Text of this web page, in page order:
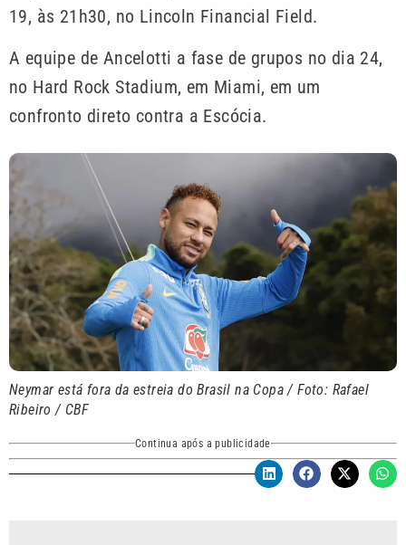
19, às 21h30, no Lincoln Financial Field.
A equipe de Ancelotti a fase de grupos no dia 24,
no Hard Rock Stadium, em Miami, em um
confronto direto contra a Escócia.
Neymar está fora da estreia do Brasil na Copa / Foto: Rafael
Ribeiro / CBF
Continua após a publicidade